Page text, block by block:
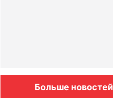
Больше новостей